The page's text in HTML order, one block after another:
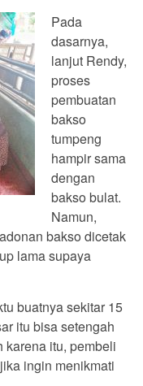
Pada
dasarnya,
lanjut Rendy,
proses
pembuatan
bakso
tumpeng
hampir sama
dengan
bakso bulat.
Namun,
bakso dicetak
lama supaya
buatnya sekitar 15
itu bisa setengah
karena itu, pembeli
ingin menikmati